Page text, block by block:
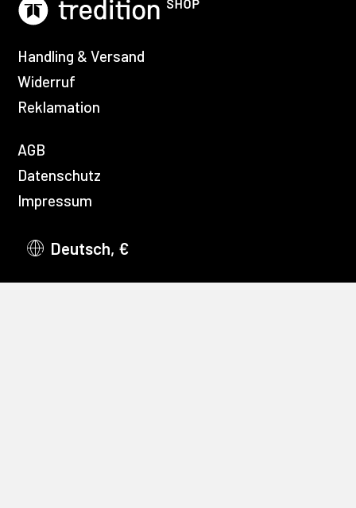
Handling & Versand
Widerruf
Reklamation
AGB
Datenschutz
Impressum
Deutsch, €